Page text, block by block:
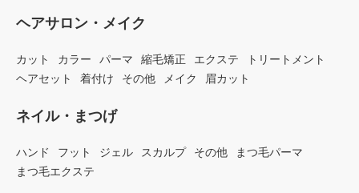
ヘアサロン・メイク
カット カラー パーマ 縮毛矯正 エクステ
トリートメント
ヘアセット
着付け その他 メイク 眉カット
ネイル・まつげ
ハンド フット ジェル スカルプ その他
まつ毛パーマ
まつ毛エクステ